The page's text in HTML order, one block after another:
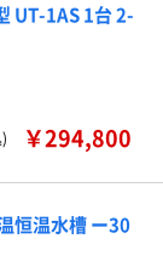
UT-1AS 1台 2-
￥294,800
恒温水槽 ー30